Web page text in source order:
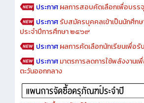
ประกาศรายชื่อผู้เข้ารับการอบรมเชิ
ประกาศผลการสอบคัดเลือกเพื่อบรรจุ
ประกาศรับสมัครบุคคลเข้าเป็นนักศึ
ประจำปีการศึกษา ๒๕๖๙
ประกาศผลการคัดเลือกนักเรียนเพื่อ
ประกาศมาตรการลดการใช้พลังงาน
ตะวันออกกลาง